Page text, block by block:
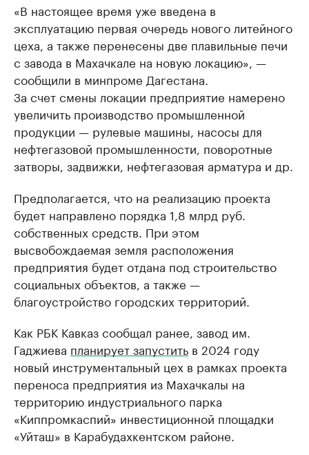
«В настоящее время уже введена в
эксплуатацию первая очередь нового литейного
цеха, а также перенесены две плавильные печи
с завода в Махачкале на новую локацию», —
сообщили в минпроме Дагестана.
За счет смены локации предприятие намерено
увеличить производство промышленной
продукции — рулевые машины, насосы для
нефтегазовой промышленности, поворотные
затворы, задвижки, нефтегазовая арматура и др.
Предполагается, что на реализацию проекта
будет направлено порядка 1,8 млрд руб.
собственных средств. При этом
высвобождаемая земля расположения
предприятия будет отдана под строительство
социальных объектов, а также —
благоустройство городских территорий.
Как РБК Кавказ сообщал ранее, завод им.
Гаджиева планирует запустить в 2024 году
новый инструментальный цех в рамках проекта
переноса предприятия из Махачкалы на
территорию индустриального парка
«Киппромкаспий» инвестиционной площадки
«Уйташ» в Карабудахкентском районе.